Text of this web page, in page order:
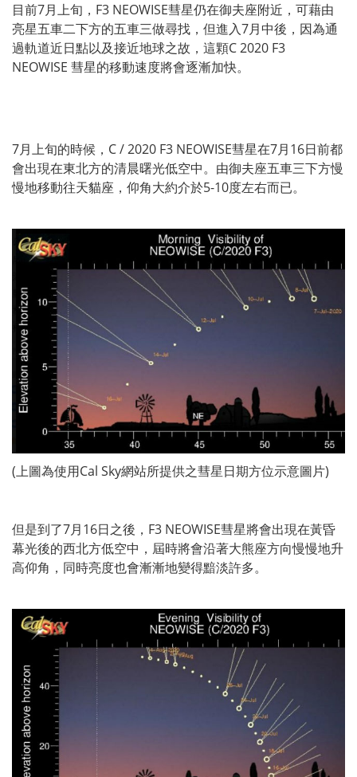
目前7月上旬， F3 NEOWISE彗星仍在御夫座附近，可藉由
亮星五車二下方的五車三做尋找，但進入7月中後，因為通
過軌道近日點以及接近地球之故，這顆C 2020 F3
NEOWISE 彗星的移動速度將會逐漸加快。
7月上旬的時候，C / 2020 F3 NEOWISE彗星在7月16日前都
會出現在東北方的清晨曙光低空中。由御夫座五車三下方慢
慢地移動往天貓座，仰角大約介於5-10度左右而已。
(上圖為使用Cal Sky網站所提供之彗星日期方位示意圖片)
但是到了7月16日之後，F3 NEOWISE彗星將會出現在黃昏
幕光後的西北方低空中，屆時將會沿著大熊座方向慢慢地升
高仰角，同時亮度也會漸漸地變得黯淡許多。